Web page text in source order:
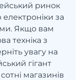
ринок
за
Якщо вам
техніка з
увагу на
гігант
магазинів